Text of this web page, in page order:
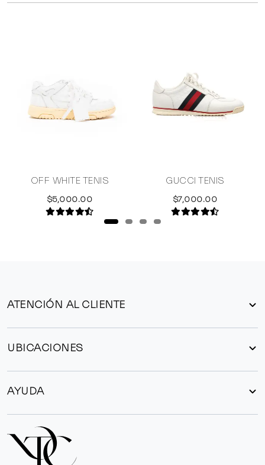
OFF WHITE TENIS
$5,000.00
GUCCI TENIS
$7,000.00
ATENCIÓN AL CLIENTE
UBICACIONES
AYUDA